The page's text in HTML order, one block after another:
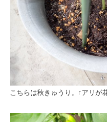
こちらは秋きゅうり。↑アリが